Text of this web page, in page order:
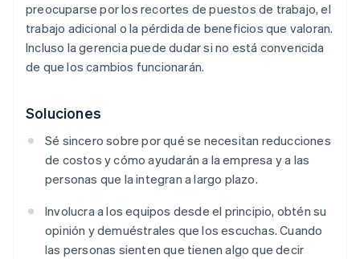
preocuparse por los recortes de puestos de trabajo, el
trabajo adicional o la pérdida de beneficios que valoran.
Incluso la gerencia puede dudar si no está convencida
de que los cambios funcionarán.
Soluciones
Sé sincero sobre por qué se necesitan reducciones
de costos y cómo ayudarán a la empresa y a las
personas que la integran a largo plazo.
Involucra a los equipos desde el principio, obtén su
opinión y demuéstrales que los escuchas. Cuando
las personas sienten que tienen algo que decir